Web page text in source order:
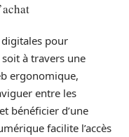
pour
à travers une
ergonomique,
entre les
et bénéficier d’une
facilite l’accès